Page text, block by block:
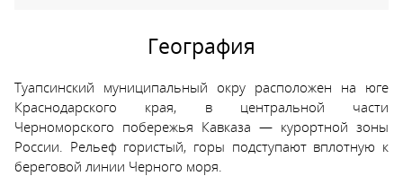
География
Туапсинский муниципальный окру расположен на юге
Краснодарского края, в центральной части
Черноморского побережья Кавказа — курортной зоны
России. Рельеф гористый, горы подступают вплотную к
береговой линии Черного моря.